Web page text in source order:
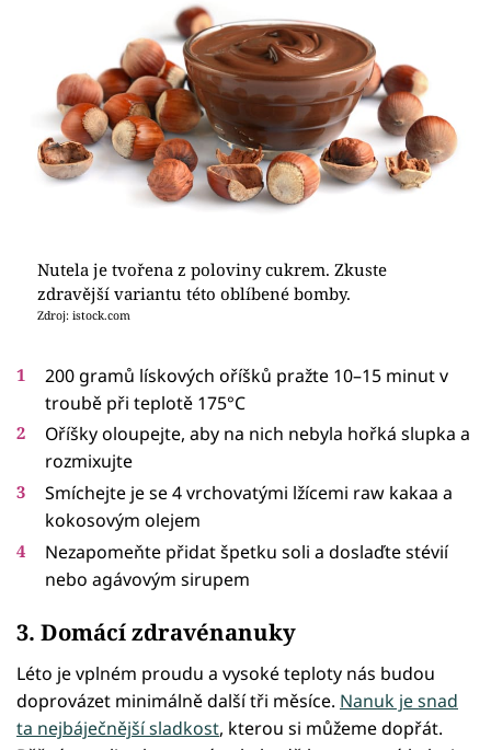
Nutela je tvořena z poloviny cukrem. Zkuste
zdravější variantu této oblíbené bomby.
Zdroj: istock.com
200 gramů lískových oříšků pražte 10–15 minut v
troubě při teplotě 175°C
Oříšky oloupejte, aby na nich nebyla hořká slupka a
rozmixujte
Smíchejte je se 4 vrchovatými lžícemi raw kakaa a
kokosovým olejem
Nezapomeňte přidat špetku soli a doslaďte stévií
nebo agávovým sirupem
3. Domácí zdravénanuky
Léto je vplném proudu a vysoké teploty nás budou
doprovázet minimálně další tři měsíce. Nanuk je snad
ta nejbáječnější sladkost, kterou si můžeme dopřát.